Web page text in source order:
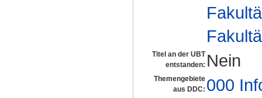
Titel an der UBT
entstanden: Nein
Themengebiete
aus DDC: 000